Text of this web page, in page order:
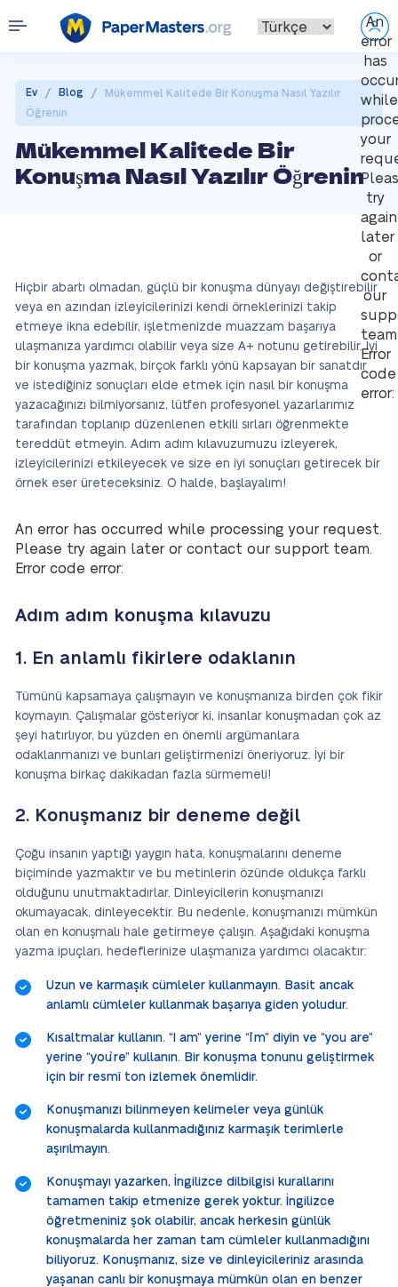
An
error
has
while
your
try
again
later
or
our
Error
code
error:
Ev / Blog /
Mükemmel Kalitede Bir Konuşma Nasıl Yazılır
Öğrenin
Mükemmel Kalitede Bir
Konuşma Nasıl Yazılır Öğrenin
Hiçbir abartı olmadan, güçlü bir konuşma dünyayı değiştirebilir
veya en azından izleyicilerinizi kendi örneklerinizi takip
etmeye ikna edebilir, işletmenizde muazzam başarıya
ulaşmanıza yardımcı olabilir veya size A+ notunu getirebilir. İyi
bir konuşma yazmak, birçok farklı yönü kapsayan bir sanatdır
ve istediğiniz sonuçları elde etmek için nasıl bir konuşma
yazacağınızı bilmiyorsanız, lütfen profesyonel yazarlarımız
tarafından toplanıp düzenlenen etkili sırları öğrenmekte
tereddüt etmeyin. Adım adım kılavuzumuzu izleyerek,
izleyicilerinizi etkileyecek ve size en iyi sonuçları getirecek bir
örnek eser üreteceksiniz. O halde, başlayalım!
An error has occurred while processing your request.
Please try again later or contact our support team.
Error code error:
Adım adım konuşma kılavuzu
1. En anlamlı fikirlere odaklanın
Tümünü kapsamaya çalışmayın ve konuşmanıza birden çok fikir
koymayın. Çalışmalar gösteriyor ki, insanlar konuşmadan çok az
şeyi hatırlıyor, bu yüzden en önemli argümanlara
odaklanmanızı ve bunları geliştirmenizi öneriyoruz. İyi bir
konuşma birkaç dakikadan fazla sürmemeli!
2. Konuşmanız bir deneme değil
Çoğu insanın yaptığı yaygın hata, konuşmalarını deneme
biçiminde yazmaktır ve bu metinlerin özünde oldukça farklı
olduğunu unutmaktadırlar. Dinleyicilerin konuşmanızı
okumayacak, dinleyecektir. Bu nedenle, konuşmanızı mümkün
olan en konuşmalı hale getirmeye çalışın. Aşağıdaki konuşma
yazma ipuçları, hedeflerinize ulaşmanıza yardımcı olacaktır:
Uzun ve karmaşık cümleler kullanmayın. Basit ancak
anlamlı cümleler kullanmak başarıya giden yoludur.
Kısaltmalar kullanın. “I am” yerine “I`m” diyin ve “you are”
yerine “you`re” kullanın. Bir konuşma tonunu geliştirmek
için bir resmî ton izlemek önemlidir.
Konuşmanızı bilinmeyen kelimeler veya günlük
konuşmalarda kullanmadığınız karmaşık terimlerle
aşırılmayın.
Konuşmayı yazarken, İngilizce dilbilgisi kurallarını
tamamen takip etmenize gerek yoktur. İngilizce
öğretmeniniz şok olabilir, ancak herkesin günlük
konuşmalarda her zaman tam cümleler kullanmadığını
biliyoruz. Konuşmanız, size ve dinleyicileriniz arasında
yaşanan canlı bir konuşmaya mümkün olan en benzer